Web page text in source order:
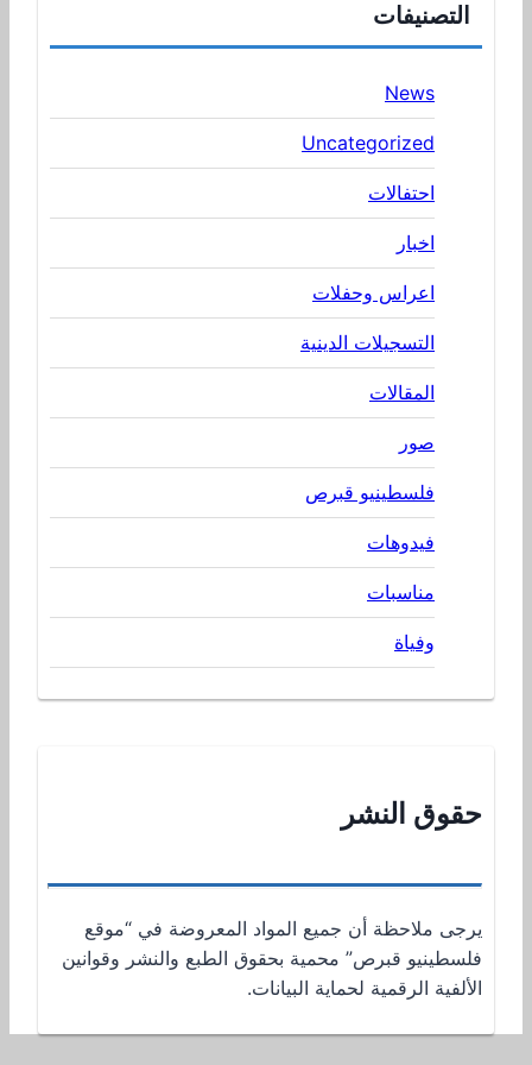
التصنيفات
News
Uncategorized
احتفالات
اخبار
اعراس وحفلات
التسجيلات الدينية
المقالات
صور
فلسطينيو قبرص
فيدوهات
مناسبات
وفياة
حقوق النشر
يرجى ملاحظة أن جميع المواد المعروضة في “موقع
فلسطينيو قبرص” محمية بحقوق الطبع والنشر وقوانين
الألفية الرقمية لحماية البيانات.